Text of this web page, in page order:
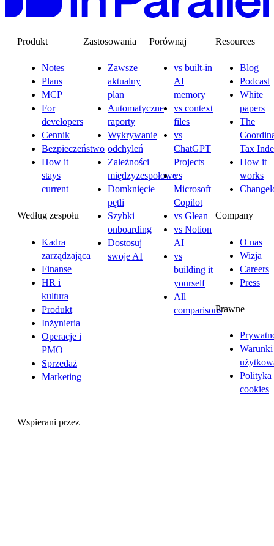
Produkt
Notes
Plans
MCP
For
developers
Cennik
Bezpieczeństwo
How it
stays
current
Według zespołu
Kadra
zarządzająca
Finanse
HR i
kultura
Produkt
Inżynieria
Operacje i
PMO
Sprzedaż
Marketing
Zastosowania
Zawsze
aktualny
plan
Automatyczne
raporty
Wykrywanie
odchyleń
Zależności
międzyzespołowe
Domknięcie
pętli
Szybki
onboarding
Dostosuj
swoje AI
Porównaj
vs built-in
AI
memory
vs context
files
vs
ChatGPT
Projects
vs
Microsoft
Copilot
vs Glean
vs Notion
AI
vs
building it
yourself
All
comparisons
Resources
Blog
Podcast
White
papers
The
Tax
How it
works
Company
O nas
Wizja
Careers
Press
Prawne
Warunki
Polityka
cookies
Wspierani przez